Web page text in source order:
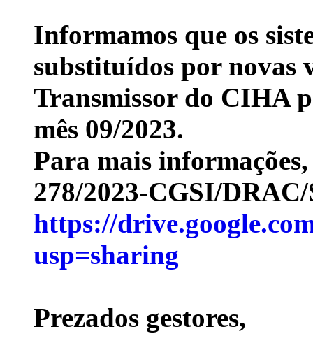
Informamos que os
substituídos por novas
Transmissor do CIHA
mês 09/2023.
Para mais
278/2023-CGSI/
https://
usp=sharing
Prezados gestores,